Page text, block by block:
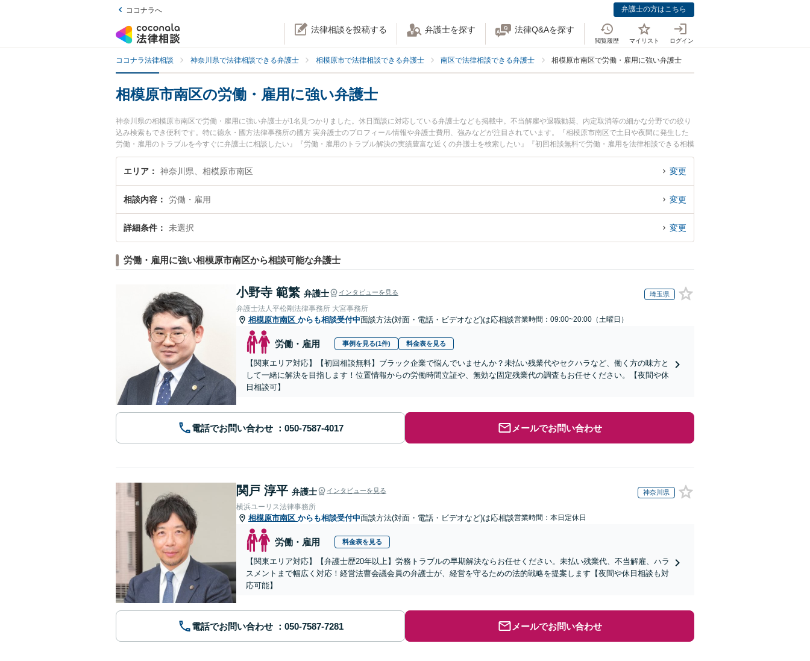
ココナラへ 弁護士の方はこちら
法律相談を投稿する 弁護士を探す 法律Q&Aを探す
閲覧履歴 マイリスト ログイン
ココナラ法律相談 神奈川県で法律相談できる弁護士 相模原市で法律相談できる弁護士 南区で法律相談できる弁護士 相模原市南区で労働・雇用に強い弁護士
相模原市南区の労働・雇用に強い弁護士
神奈川県の相模原市南区で労働・雇用に強い弁護士が1名見つかりました。休日面談に対応している弁護士なども掲載中。不当解雇や退職勧奨、内定取消等の細かな分野での絞り
込み検索もでき便利です。特に德永・國方法律事務所の國方 実弁護士のプロフィール情報や弁護士費用、強みなどが注目されています。『相模原市南区で土日や夜間に発生した
労働・雇用のトラブルを今すぐに弁護士に相談したい』『労働・雇用のトラブル解決の実績豊富な近くの弁護士を検索したい』『初回相談無料で労働・雇用を法律相談できる相模
原市南区内の弁護士に相談予約したい』などでお困りの相談者さんにおすすめです。
エリア 神奈川県、相模原市南区 変更
相談内容 労働・雇用 変更
詳細条件 未選択 変更
労働・雇用に強い相模原市南区から相談可能な弁護士
小野寺 範繁 弁護士 インタビューを見る 埼玉県
弁護士法人平松剛法律事務所 大宮事務所
相模原市南区 からも相談受付中面談方法(対面・電話・ビデオなど)は応相談営業時間：09:00~20:00（土曜日）
労働・雇用 事例を見る(1件) 料金表を見る
【関東エリア対応】【初回相談無料】ブラック企業で悩んでいませんか？未払い残業代やセクハラなど、働く方の味方と
して一緒に解決を目指します！位置情報からの労働時間立証や、無効な固定残業代の調査もお任せください。【夜間や休
日相談可】
電話でお問い合わせ メールでお問い合わせ
関戸 淳平 弁護士 インタビューを見る 神奈川県
横浜ユーリス法律事務所
相模原市南区 からも相談受付中面談方法(対面・電話・ビデオなど)は応相談営業時間：本日定休日
労働・雇用 料金表を見る
【関東エリア対応】【弁護士歴20年以上】労務トラブルの早期解決ならお任せください。未払い残業代、不当解雇、ハラ
スメントまで幅広く対応！経営法曹会議会員の弁護士が、経営を守るための法的戦略を提案します【夜間や休日相談も対
応可能】
電話でお問い合わせ メールでお問い合わせ